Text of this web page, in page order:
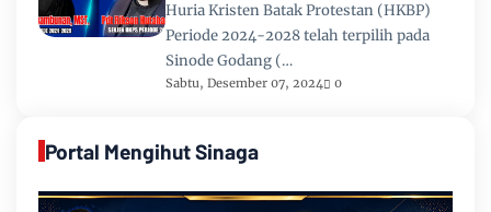
Huria Kristen Batak Protestan (HKBP)
Periode 2024-2028 telah terpilih pada
Sinode Godang (…
Sabtu, Desember 07, 2024 0
Portal Mengihut Sinaga